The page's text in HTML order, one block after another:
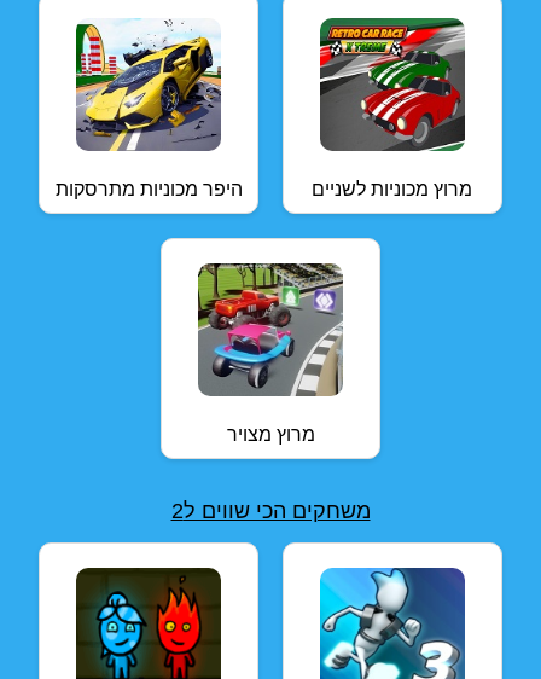
היפר מכוניות מתרסקות מרוץ מכוניות לשניים
מרוץ מצויר
משחקים הכי שווים ל2